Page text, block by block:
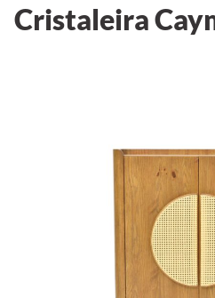
Cristaleira